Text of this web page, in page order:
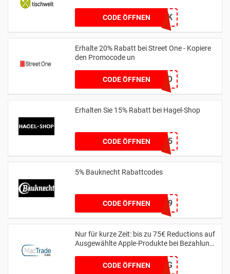
CODE ÖFFNEN BMVK
Erhalte 20% Rabatt bei Street One - Kopiere
den Promocode un
CODE ÖFFNENMYLOVESO
Erhalten Sie 15% Rabatt bei Hagel-Shop
CODE ÖFFNENHAGEL15
5% Bauknecht Rabattcodes
CODE ÖFFNENBK5W619
Nur für kurze Zeit: bis zu 75€ Reductions auf
Ausgewählte Apple-Produkte bei Bezahlung
CODE ÖFFNEN
MTSPAR-75FZG